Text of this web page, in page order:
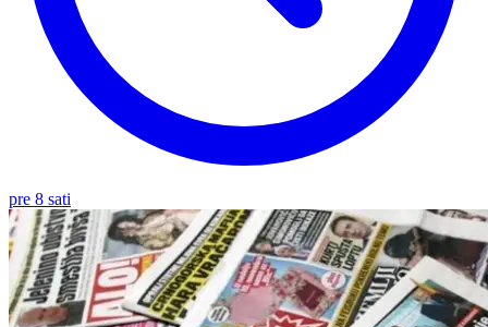
pre 8 sati